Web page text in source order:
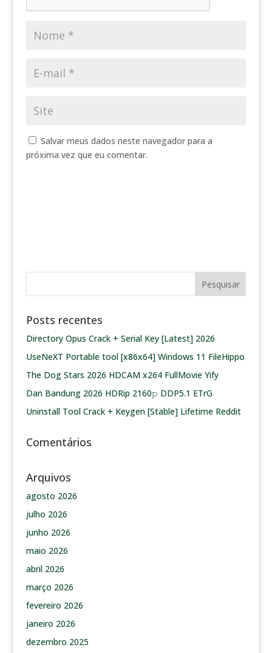
Salvar meus dados neste navegador para a
próxima vez que eu comentar.
Posts recentes
Directory Opus Crack + Serial Key [Latest] 2026
UseNeXT Portable tool [x86x64] Windows 11 FileHippo
The Dog Stars 2026 HDCAM x264 FullMovie Yify
Dan Bandung 2026 HDRip 2160𝚙 DDP5.1 ETrG
Uninstall Tool Crack + Keygen [Stable] Lifetime Reddit
Comentários
Arquivos
agosto 2026
julho 2026
junho 2026
maio 2026
abril 2026
março 2026
fevereiro 2026
janeiro 2026
dezembro 2025